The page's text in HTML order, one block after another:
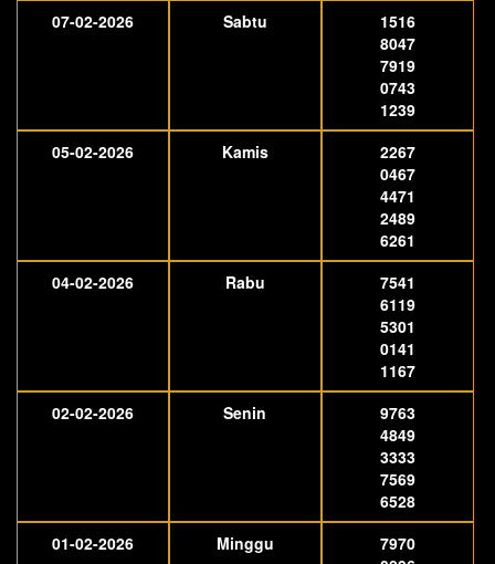
07-02-2026
Sabtu
1516
8047
7919
0743
1239
05-02-2026
Kamis
2267
0467
4471
2489
6261
04-02-2026
Rabu
7541
6119
5301
0141
1167
02-02-2026
Senin
9763
4849
3333
7569
6528
01-02-2026
Minggu
7970